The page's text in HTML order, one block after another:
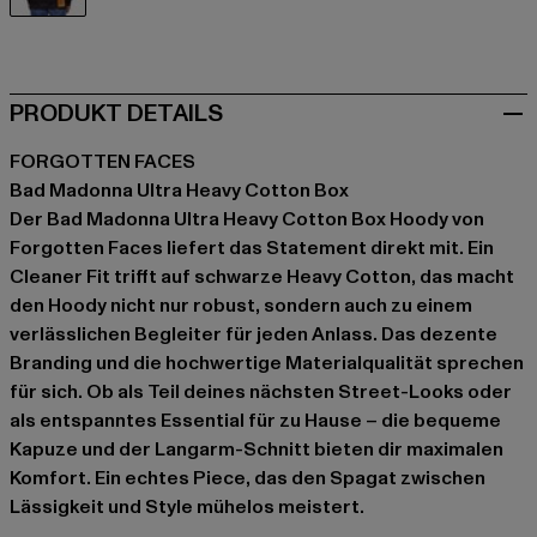
PRODUKT DETAILS
FORGOTTEN FACES
Bad Madonna Ultra Heavy Cotton Box
Der Bad Madonna Ultra Heavy Cotton Box Hoody von
Forgotten Faces liefert das Statement direkt mit. Ein
Cleaner Fit trifft auf schwarze Heavy Cotton, das macht
den Hoody nicht nur robust, sondern auch zu einem
verlässlichen Begleiter für jeden Anlass. Das dezente
Branding und die hochwertige Materialqualität sprechen
für sich. Ob als Teil deines nächsten Street-Looks oder
als entspanntes Essential für zu Hause – die bequeme
Kapuze und der Langarm-Schnitt bieten dir maximalen
Komfort. Ein echtes Piece, das den Spagat zwischen
Lässigkeit und Style mühelos meistert.